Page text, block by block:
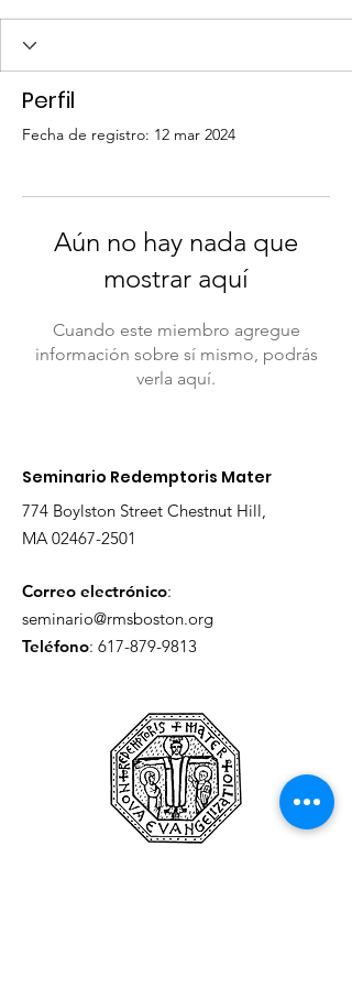
Perfil
Fecha de registro: 12 mar 2024
Aún no hay nada que
mostrar aquí
Cuando este miembro agregue
información sobre sí mismo, podrás
verla aquí.
Seminario Redemptoris Mater
774 Boylston Street Chestnut Hill,
MA 02467-2501
Correo electrónico:
seminario@rmsboston.org
Teléfono: 617-879-9813